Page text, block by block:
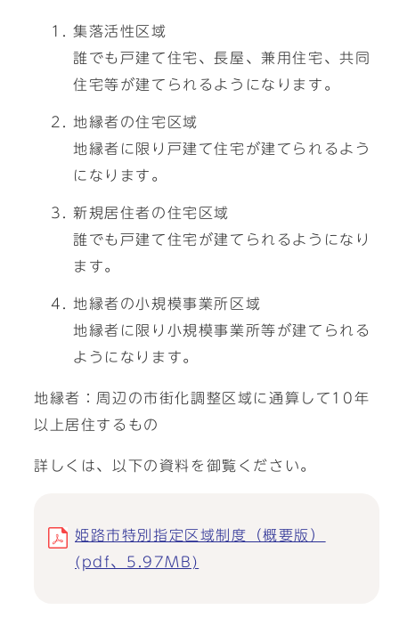
集落活性区域
誰でも戸建て住宅、長屋、兼用住宅、共同
住宅等が建てられるようになります。
地縁者の住宅区域
地縁者に限り戸建て住宅が建てられるよう
になります。
新規居住者の住宅区域
誰でも戸建て住宅が建てられるようになり
ます。
地縁者の小規模事業所区域
地縁者に限り小規模事業所等が建てられる
ようになります。
地縁者：周辺の市街化調整区域に通算して10年
以上居住するもの
詳しくは、以下の資料を御覧ください。
姫路市特別指定区域制度（概要版）
(pdf、5.97MB)